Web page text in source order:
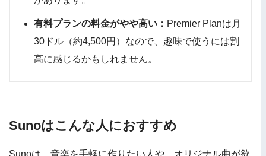
有料プランの料金がやや高い： Premier Planは月
30ドル（約4,500円）なので、趣味で使うには割
高に感じるかもしれません。
Sunoはこんな人におすすめ